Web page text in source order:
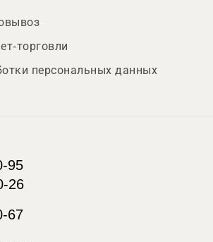
торговли
персональных данных
95
26
67